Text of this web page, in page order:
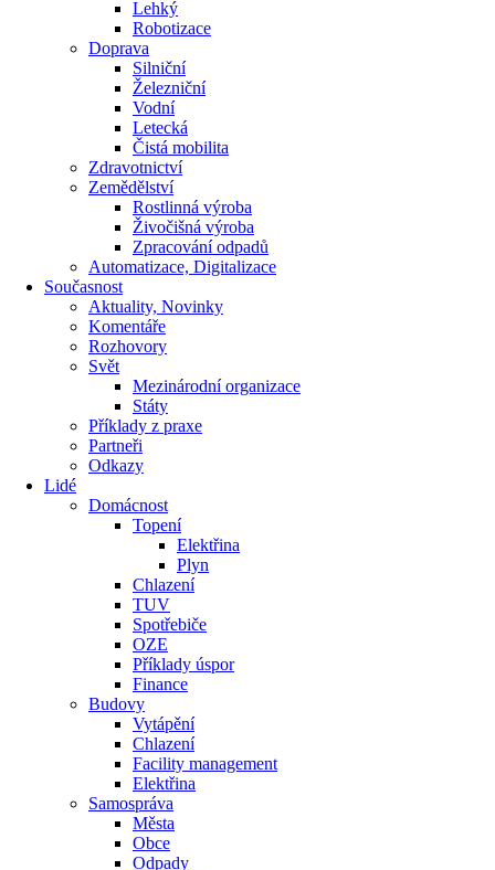
Lehký
Robotizace
Doprava
Silniční
Železniční
Vodní
Letecká
Čistá mobilita
Zdravotnictví
Zemědělství
Rostlinná výroba
Živočišná výroba
Zpracování odpadů
Automatizace, Digitalizace
Současnost
Aktuality, Novinky
Komentáře
Rozhovory
Svět
Mezinárodní organizace
Státy
Příklady z praxe
Partneři
Odkazy
Lidé
Domácnost
Topení
Elektřina
Plyn
Chlazení
TUV
Spotřebiče
OZE
Příklady úspor
Finance
Budovy
Vytápění
Chlazení
Facility management
Elektřina
Samospráva
Města
Obce
Odpady